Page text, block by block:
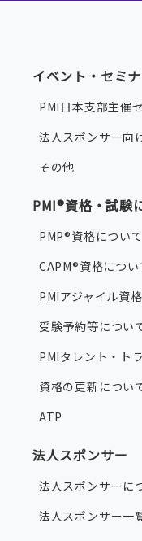
イベント・セミ
PMI日本支部主催
法人スポンサー向
その他
PMI®資格・試験
PMP®資格について
CAPM®資格につい
PMIアジャイル資
受験予約等につい
PMIタレント・ト
資格の更新につい
ATP
法人スポンサー
法人スポンサーに
法人スポンサー一